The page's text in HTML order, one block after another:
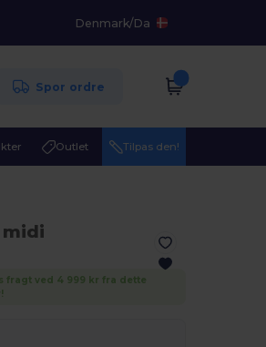
Denmark/Da
Spor ordre
Outlet Tilpas den!
midi
fragt ved 4 999 kr fra dette